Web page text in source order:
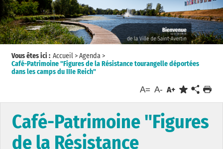
Vous êtes ici : Accueil>Agenda>
Café-Patrimoine "Figures de la Résistance tourangelle déportées
dans les camps du IIIe Reich"
A= A- A+
Café-Patrimoine "Figures
de la Résistance